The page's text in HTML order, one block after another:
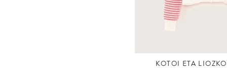
KOTOI ETA